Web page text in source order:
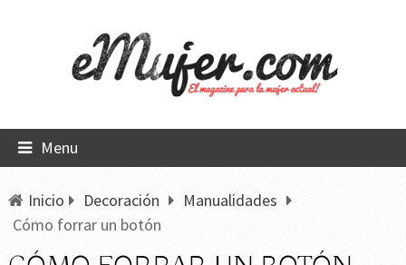
Menu
Inicio Decoración
Manualidades
Cómo forrar un botón